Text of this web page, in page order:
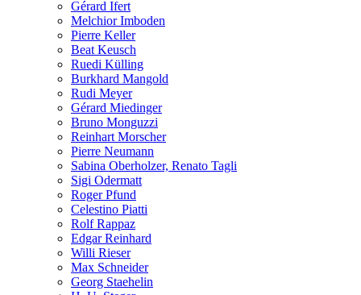
Gérard Ifert
Melchior Imboden
Pierre Keller
Beat Keusch
Ruedi Külling
Burkhard Mangold
Rudi Meyer
Gérard Miedinger
Bruno Monguzzi
Reinhart Morscher
Pierre Neumann
Sabina Oberholzer, Renato Tagli
Sigi Odermatt
Roger Pfund
Celestino Piatti
Rolf Rappaz
Edgar Reinhard
Willi Rieser
Max Schneider
Georg Staehelin